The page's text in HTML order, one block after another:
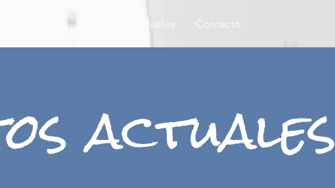
Proyectos actuales Contacto
actuales